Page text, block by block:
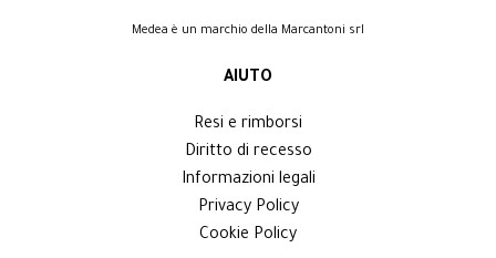
Medea è un marchio della Marcantoni srl
AIUTO
Resi e rimborsi
Diritto di recesso
Informazioni legali
Privacy Policy
Cookie Policy